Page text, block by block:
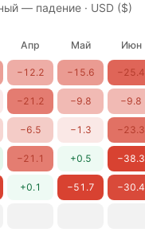
— падение· USD ($)
Апр Май Июн
−12.2 −15.6 −25.4
−21.2 −9.8 −9.8
−6.5 −1.3 −23.3
−21.1 +0.5 −38.3
+0.1 −51.7 −30.4